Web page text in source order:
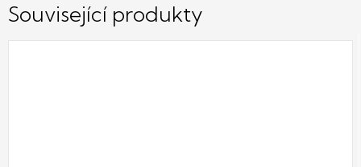
Související produkty